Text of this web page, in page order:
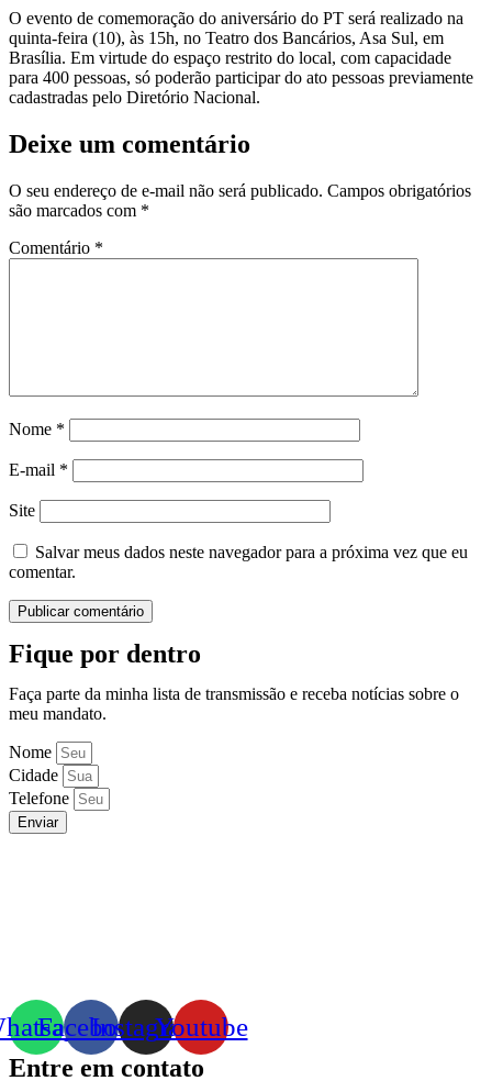
O evento de comemoração do aniversário do PT será realizado na
quinta-feira (10), às 15h, no Teatro dos Bancários, Asa Sul, em
Brasília. Em virtude do espaço restrito do local, com capacidade
para 400 pessoas, só poderão participar do ato pessoas previamente
cadastradas pelo Diretório Nacional.
Deixe um comentário
O seu endereço de e-mail não será publicado. Campos obrigatórios
são marcados com *
Comentário *
Nome *
E-mail *
Site
Salvar meus dados neste navegador para a próxima vez que eu
comentar.
Fique por dentro
Faça parte da minha lista de transmissão e receba notícias sobre o
meu mandato.
Nome
Cidade
Telefone
Enviar
FacebookInstagramYoutube
Entre em contato